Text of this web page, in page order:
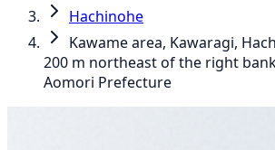
Hachinohe
Kawame area, Kawaragi,
200 m northeast of the right
Aomori Prefecture